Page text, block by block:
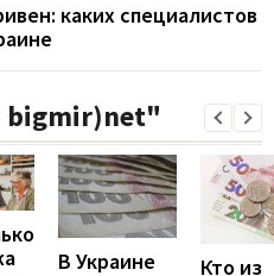
каких специалистов
В Украине
Кто из